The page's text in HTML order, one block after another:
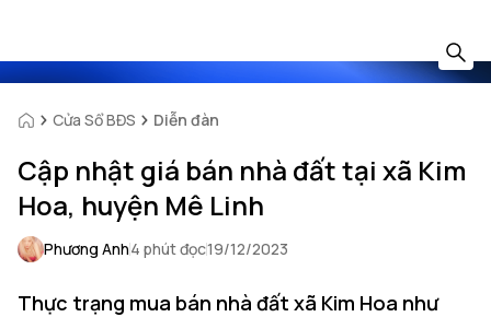
Cửa Sổ BĐS Diễn đàn
Cập nhật giá bán nhà đất tại xã Kim
Hoa, huyện Mê Linh
Phương Anh4 phút đọc19/12/2023
Thực trạng mua bán nhà đất xã Kim Hoa như